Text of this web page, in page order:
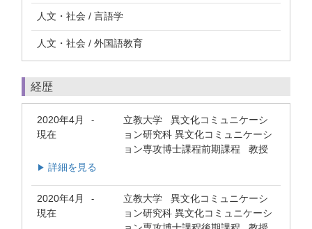
人文・社会 / 言語学
人文・社会 / 外国語教育
経歴
2020年4月 -
現在
立教大学 異文化コミュニケーシ
ョン研究科 異文化コミュニケーシ
ョン専攻博士課程前期課程 教授
▶ 詳細を見る
2020年4月 -
現在
立教大学 異文化コミュニケーシ
ョン研究科 異文化コミュニケーシ